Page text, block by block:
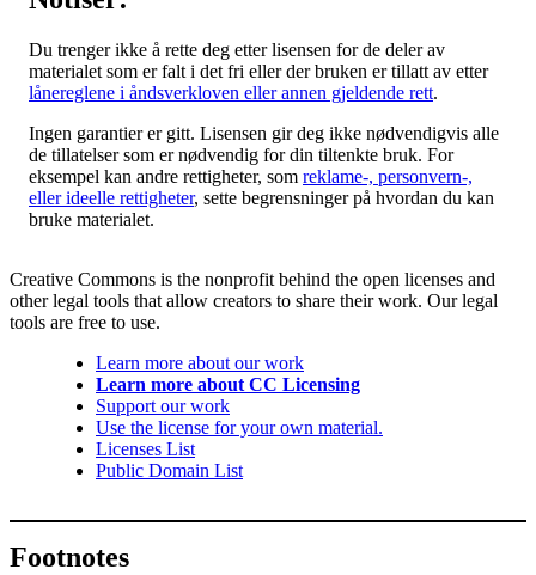
Du trenger ikke å rette deg etter lisensen for de deler av
materialet som er falt i det fri eller der bruken er tillatt av etter
lånereglene i åndsverkloven eller annen gjeldende rett.
Ingen garantier er gitt. Lisensen gir deg ikke nødvendigvis alle
de tillatelser som er nødvendig for din tiltenkte bruk. For
eksempel kan andre rettigheter, som reklame-, personvern-,
eller ideelle rettigheter, sette begrensninger på hvordan du kan
bruke materialet.
Creative Commons is the nonprofit behind the open licenses and
other legal tools that allow creators to share their work. Our legal
tools are free to use.
Learn more about our work
Learn more about CC Licensing
Support our work
Use the license for your own material.
Licenses List
Public Domain List
Footnotes